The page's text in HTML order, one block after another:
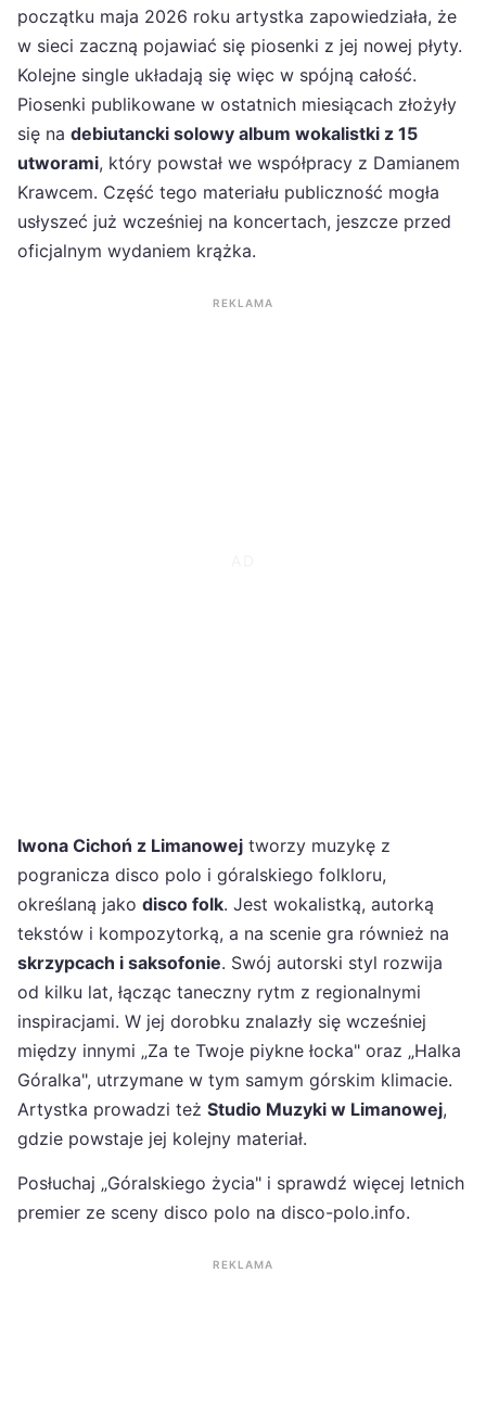
początku maja 2026 roku artystka zapowiedziała, że
w sieci zaczną pojawiać się piosenki z jej nowej płyty.
Kolejne single układają się więc w spójną całość.
Piosenki publikowane w ostatnich miesiącach złożyły
się na debiutancki solowy album wokalistki z 15
utworami, który powstał we współpracy z Damianem
Krawcem. Część tego materiału publiczność mogła
usłyszeć już wcześniej na koncertach, jeszcze przed
oficjalnym wydaniem krążka.
REKLAMA
Iwona Cichoń z Limanowej tworzy muzykę z
pogranicza disco polo i góralskiego folkloru,
określaną jako disco folk. Jest wokalistką, autorką
tekstów i kompozytorką, a na scenie gra również na
skrzypcach i saksofonie. Swój autorski styl rozwija
od kilku lat, łącząc taneczny rytm z regionalnymi
inspiracjami. W jej dorobku znalazły się wcześniej
między innymi „Za te Twoje piykne łocka" oraz „Halka
Góralka", utrzymane w tym samym górskim klimacie.
Artystka prowadzi też Studio Muzyki w Limanowej,
gdzie powstaje jej kolejny materiał.
Posłuchaj „Góralskiego życia" i sprawdź więcej letnich
premier ze sceny disco polo na disco-polo.info.
REKLAMA